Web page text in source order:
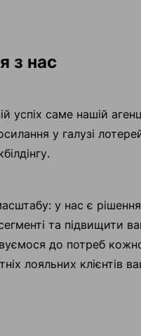
з нас
успіх саме нашій
у галузі
у нас є
та підвищити
до потреб
лояльних клієнтів